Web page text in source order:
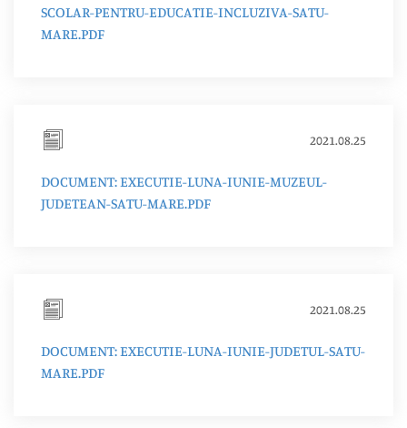
SCOLAR-PENTRU-EDUCATIE-INCLUZIVA-SATU-
MARE.PDF
2021.08.25
DOCUMENT: EXECUTIE-LUNA-IUNIE-MUZEUL-
JUDETEAN-SATU-MARE.PDF
2021.08.25
DOCUMENT: EXECUTIE-LUNA-IUNIE-JUDETUL-SATU-
MARE.PDF